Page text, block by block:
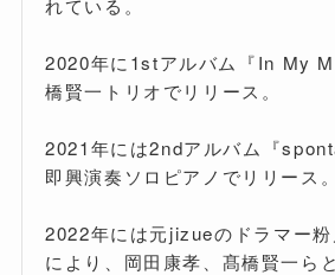
れている。
2020年に1stアルバム『In My
橋賢一トリオでリリース。
2021年には2ndアルバム『
即興演奏ソロピアノでリリース。
2022年には元jizueのドラマー
により、岡田康孝、髙橋賢一ら